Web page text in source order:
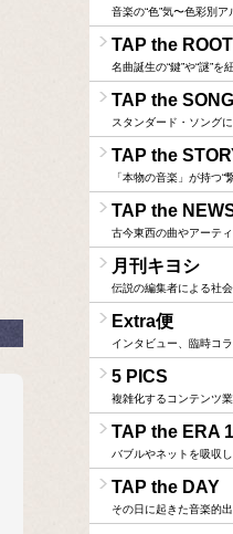
音楽の“色”気〜色彩別ア
TAP the
名曲誕生の“鍵”や“謎”を
TAP the SONG
スタンダード・ソング
TAP the
「本物の音楽」が持つ“
TAP the
古今東西の曲やアーテ
月刊キヨシ
伝説の編集者による社
Extra便
インタビュー、臨時コ
5 PICS
複雑化するコンテンツ
TAP the ERA
バブルやネットを吸収
TAP the DAY
その日に起きた音楽的